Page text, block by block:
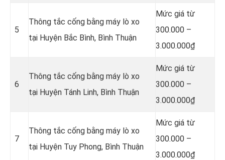
5
Thông tắc cống bằng máy lò xo
tại Huyện Bắc Bình, Bình Thuận
Mức giá từ
300.000 –
3.000.000₫
6
Thông tắc cống bằng máy lò xo
tại Huyện Tánh Linh, Bình Thuận
Mức giá từ
300.000 –
3.000.000₫
7
Thông tắc cống bằng máy lò xo
tại Huyện Tuy Phong, Bình Thuận
Mức giá từ
300.000 –
3.000.000₫